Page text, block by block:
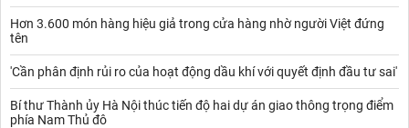
Hơn 3.600 món hàng hiệu giả trong cửa hàng nhờ người Việt đứng
tên
'Cần phân định rủi ro của hoạt động dầu khí với quyết định đầu tư sai'
Bí thư Thành ủy Hà Nội thúc tiến độ hai dự án giao thông trọng điểm
phía Nam Thủ đô